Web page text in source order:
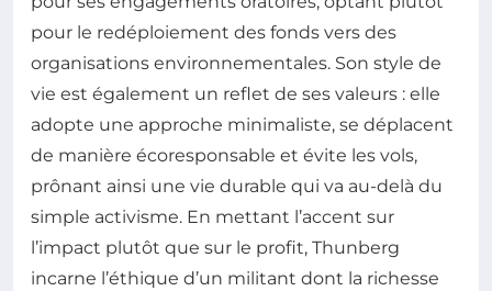
pour le redéploiement des fonds vers des
organisations environnementales. Son style de
vie est également un reflet de ses valeurs : elle
adopte une approche minimaliste, se déplacent
de manière écoresponsable et évite les vols,
prônant ainsi une vie durable qui va au-delà du
simple activisme. En mettant l’accent sur
l’impact plutôt que sur le profit, Thunberg
incarne l’éthique d’un militant dont la richesse